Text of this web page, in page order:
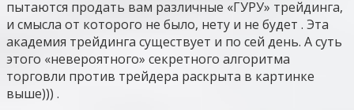
пытаются продать вам различные «ГУРУ» трейдинга,
и смысла от которого не было, нету и не будет . Эта
академия трейдинга существует и по сей день. А суть
этого «невероятного» секретного алгоритма
торговли против трейдера раскрыта в картинке
выше))) .